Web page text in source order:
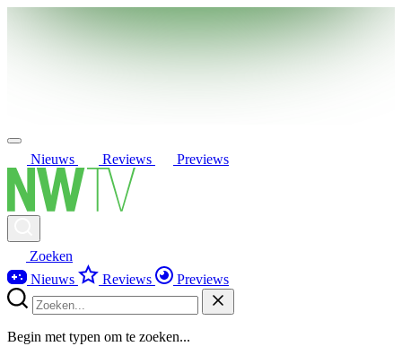
Nieuws Reviews Previews
Zoeken
Nieuws
Reviews Previews
Begin met typen om te zoeken...